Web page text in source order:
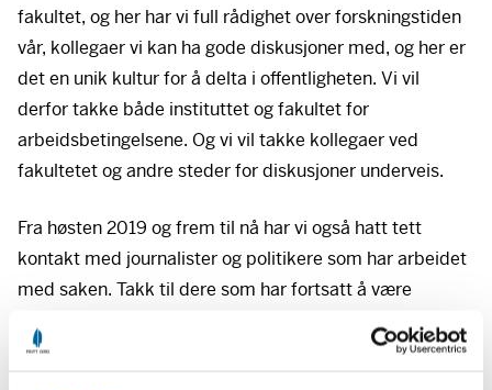
fakultet, og her har vi full rådighet over forskningstiden
vår, kollegaer vi kan ha gode diskusjoner med, og her er
det en unik kultur for å delta i offentligheten. Vi vil
derfor takke både instituttet og fakultet for
arbeidsbetingelsene. Og vi vil takke kollegaer ved
fakultetet og andre steder for diskusjoner underveis.
Fra høsten 2019 og frem til nå har vi også hatt tett
kontakt med journalister og politikere som har arbeidet
med saken. Takk til dere som har fortsatt å være
opptatt av åpenhet, også etter at de fleste medier og
andre mistet interessen for trygdeskandalen vinteren